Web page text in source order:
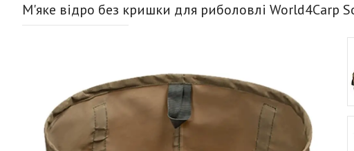
М'яке відро без кришки для риболовлі World4Carp